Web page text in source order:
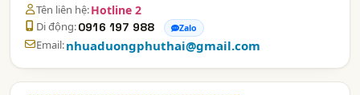
Tên liên hệ:Hotline 2
Di động:0916 197 988 Zalo
Email:nhuaduongphuthai@gmail.com